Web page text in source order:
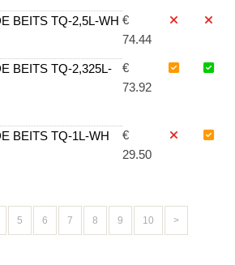
BEITS TQ-2,5L-WH €
74.44
BEITS TQ-2,325L-
€
73.92
BEITS TQ-1L-WH
€
29.50
5 6 7 8 9 10 >